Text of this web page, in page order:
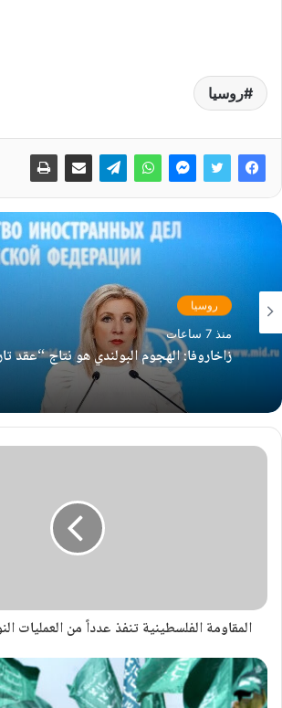
روسيا
روسيا
منذ 7 ساعات
زاخاروفا: الهجوم البولندي هو نتاج “عقد
المقاومة الفلسطينية تنفذ عدداً من العمليات